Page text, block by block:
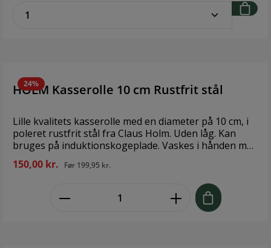
belægning, hvilket sikrer let rengøring. Alle typer
24%
HOLM Kasserolle 10 cm Rustfrit stål
Lille kvalitets kasserolle med en diameter på 10 cm, i
poleret rustfrit stål fra Claus Holm. Uden låg. Kan
bruges på induktionskogeplade. Vaskes i hånden med
150,00 kr. Før 199,95 kr.